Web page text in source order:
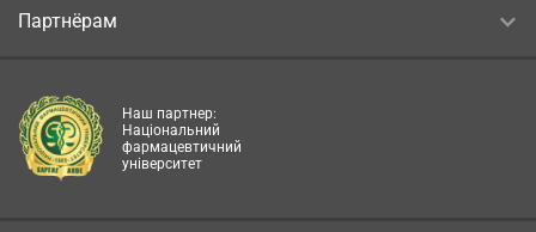
Партнёрам
Наш партнер:
Національний
фармацевтичний
університет